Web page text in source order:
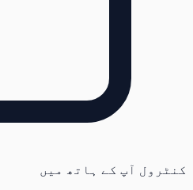
کنٹرول آپ کے ہاتھ میں